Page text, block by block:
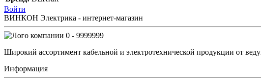
Войти
ВИНКОН Электрика - интернет-магазин
0 - 9999999
Широкий ассортимент кабельной и электротехнической продукции от
Информация